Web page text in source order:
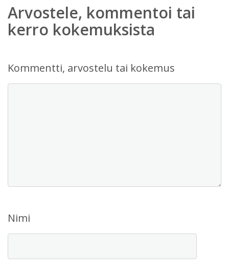
Arvostele, kommentoi tai
kerro kokemuksista
Kommentti, arvostelu tai kokemus
Nimi